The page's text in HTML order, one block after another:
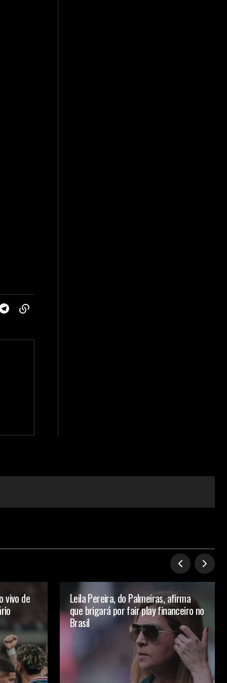
vivo de
Leila Pereira, do Palmeiras, afirma
que brigará por fair play financeiro no
Brasil